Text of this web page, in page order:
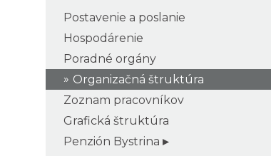
Postavenie a poslanie
Hospodárenie
Poradné orgány
Organizačná štruktúra
Zoznam pracovníkov
Grafická štruktúra
Penzión Bystrina